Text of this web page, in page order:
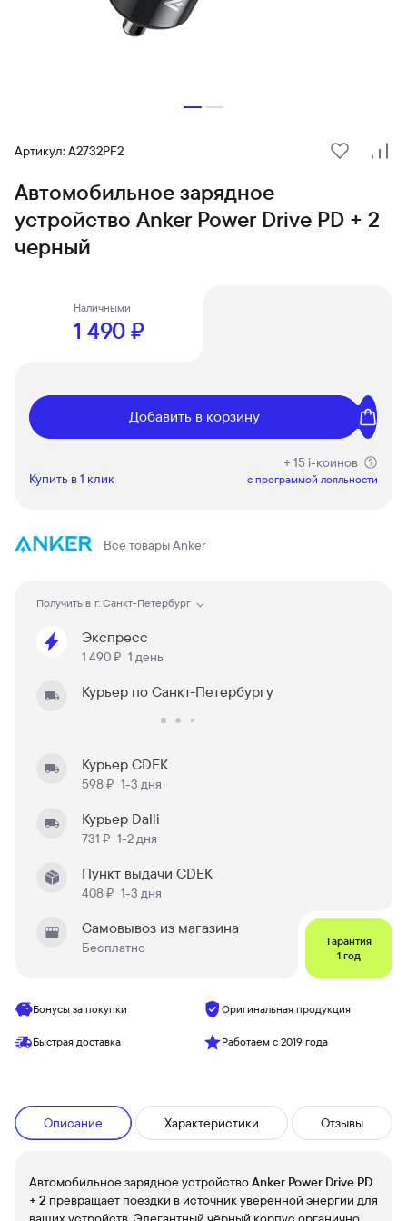
Артикул: A2732PF2
В
Автомобильное зарядное
устройство Anker Power Drive PD + 2
черный
Наличными
1 490 ₽
Добавить в корзину
Купить в 1 клик
+ 15 i-коинов
c программой лояльности
Все товарыAnker
Получить в г. Санкт-Петербург
Экспресс
1 490 ₽ 1 день
Курьер по Санкт-Петербургу
Курьер CDEK
598 ₽ 1-3 дня
Курьер Dalli
731 ₽ 1-2 дня
Пункт выдачи CDEK
408 ₽ 1-3 дня
Самовывоз из магазина
Бесплатно
Гарантия
1 год
Бонусы за покупки Оригинальная продукция
Быстрая доставка Работаем с 2019 года
Описание Характеристики Отзывы
Автомобильное зарядное устройствоAnker Power Drive PD
+ 2 превращает поездки в источник уверенной энергии для